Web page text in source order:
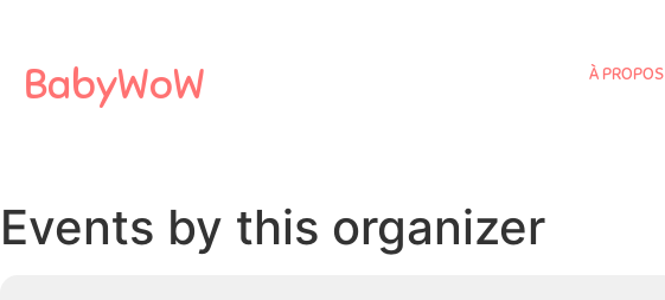
BabyWoW À PROPOS
Events by this organizer